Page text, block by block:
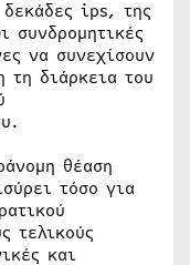
δεκάδες ips, της
συνδρομητικές
να συνεχίσουν
τη διάρκεια του
θέαση
τόσο για
τελικούς
και